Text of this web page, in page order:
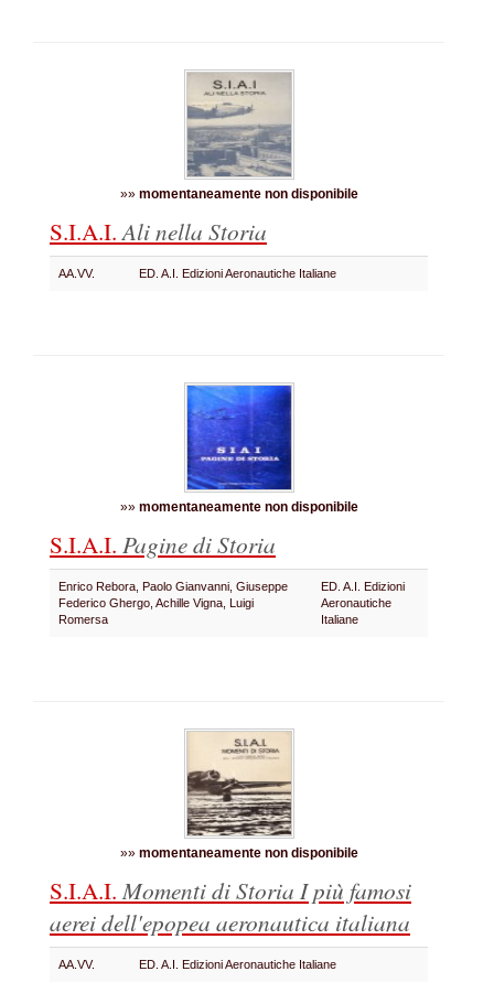
»» momentaneamente non disponibile
S.I.A.I.Ali nella Storia
AA.VV. ED. A.I. Edizioni Aeronautiche Italiane
»» momentaneamente non disponibile
S.I.A.I. Pagine di Storia
Enrico Rebora, Paolo Gianvanni, Giuseppe
Federico Ghergo, Achille Vigna, Luigi
Romersa
ED. A.I. Edizioni
Aeronautiche
Italiane
»» momentaneamente non disponibile
S.I.A.I.Momenti di Storia I più famosi
aerei dell'epopea aeronautica italiana
AA.VV. ED. A.I. Edizioni Aeronautiche Italiane